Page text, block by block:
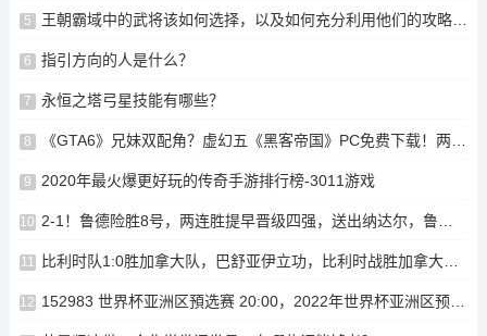
5 王朝霸域中的武将该如何选择，以及如何充分利用他们的攻略？，王朝霸域，如何选择和利用武将的攻略策略，王朝霸域，选择与利用武将的攻略策略，王朝霸域，选将与攻略策略探析，揭秘王朝霸域，选将、攻略与策略探析
6 指引方向的人是什么？
7 永恒之塔弓星技能有哪些？
8 《GTA6》兄妹双配角？虚幻五《黑客帝国》PC免费下载！两款游戏免费领！
9 2020年最火爆更好玩的传奇手游排行榜-3011游戏
10 2-1！鲁德险胜8号，两连胜提早晋级四强，送出纳达尔，鲁德强势逆袭纳达尔晋级四强两连胜提前夺冠
11 比利时队1:0胜加拿大队，巴舒亚伊立功，比利时战胜加拿大，比利时队战胜加拿大，巴舒亚伊独揽金靴，比利时VS加拿大，进球球员和球衣号，比利时在对阵加拿大的比赛中取得了1-0的胜利。
12 152983 世界杯亚洲区預选赛 20:00，2022年世界杯亚洲区预选赛 - 今晚15:00的比赛预告，2022世界杯亚洲区预选赛赛事直播，今晚15点，亚洲区出线热门对决，2022世界杯亚洲区预选赛今夜精彩对决！，2022世界杯亚洲区预选赛今夜谁将迎战？152983为您带来20:00比赛预告，今晚15点，2022世界杯亚洲区预选赛实时直播，亚洲区热门对决即将上演！